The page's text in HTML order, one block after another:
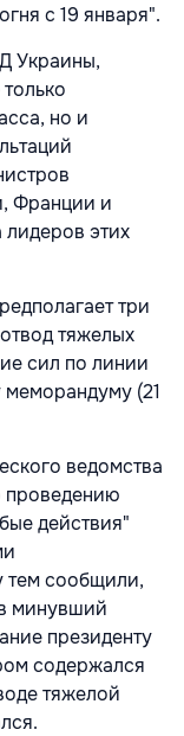
с 19 января".
Украины,
но и
Франции и
этих
три
тяжелых
сил по линии
(21
ведомства
проведению
действия"
тем сообщили,
минувший
президенту
содержался
тяжелой